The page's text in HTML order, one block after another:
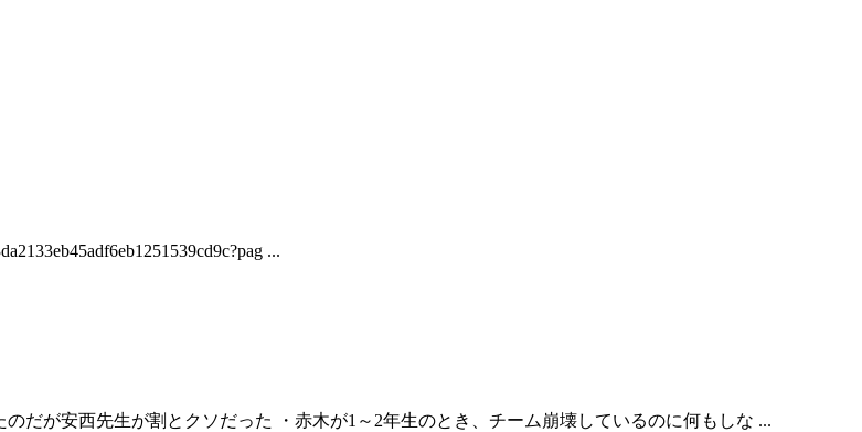
...
のだが安西先生が割とクソだった ・赤木が1～2年生のとき、チーム崩壊しているのに何もしな ...